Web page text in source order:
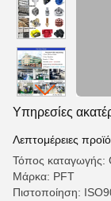
Υπηρεσίες
Λεπτομέρειες
Τόπος καταγωγής:
Μάρκα: PFT
Πιστοποίηση: